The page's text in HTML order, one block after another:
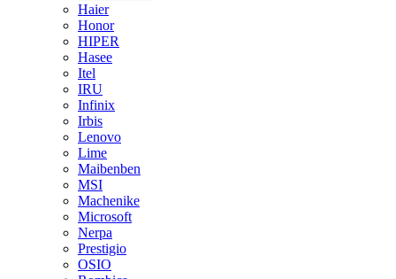
Haier
Honor
HIPER
Hasee
Itel
IRU
Infinix
Irbis
Lenovo
Lime
Maibenben
MSI
Machenike
Microsoft
Nerpa
Prestigio
OSIO